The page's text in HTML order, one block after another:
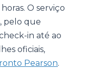
O serviço
pelo que
in até ao
oficiais,
Pearson.